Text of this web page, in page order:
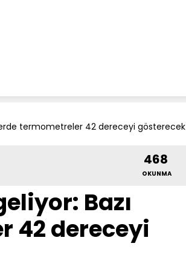
termometreler 42 dereceyi gösterecek
468
OKUNMA
Bazı
42 dereceyi